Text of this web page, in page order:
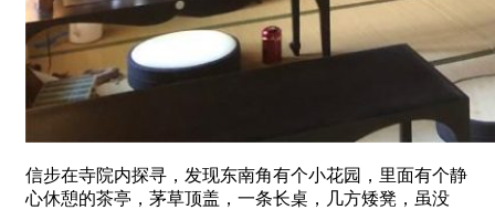
信步在寺院内探寻，发现东南角有个小花园，里面有个静
心休憩的茶亭，茅草顶盖，一条长桌，几方矮凳，虽没